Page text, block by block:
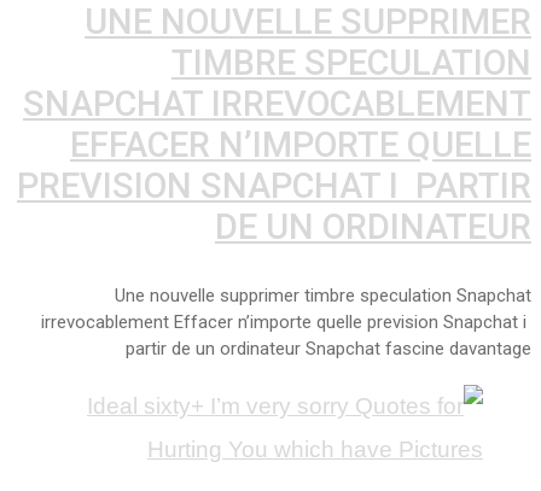
UNE NOUVELLE SUPPRIMER
TIMBRE SPECULATION
SNAPCHAT IRREVOCABLEMENT
EFFACER N’IMPORTE QUELLE
PREVISION SNAPCHAT I PARTIR
DE UN ORDINATEUR
Une nouvelle supprimer timbre speculation Snapchat
irrevocablement Effacer n’importe quelle prevision Snapchat i
partir de un ordinateur Snapchat fascine davantage